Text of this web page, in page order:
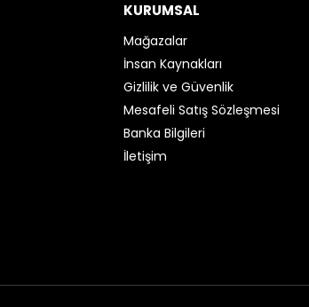
KURUMSAL
Mağazalar
İnsan Kaynakları
Gizlilik ve Güvenlik
Mesafeli Satış Sözleşmesi
Banka Bilgileri
İletişim